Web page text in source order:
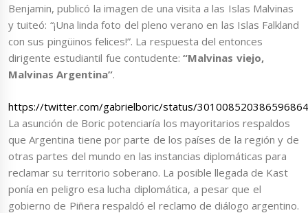
Benjamin, publicó la imagen de una visita a las Islas Malvinas
y tuiteó: “¡Una linda foto del pleno verano en las Islas Falkland
con sus pingüinos felices!”. La respuesta del entonces
dirigente estudiantil fue contudente:“Malvinas viejo,
Malvinas Argentina”.
https://twitter.com/gabrielboric/status/301008520386596864
La asunción de Boric potenciaría los mayoritarios respaldos
que Argentina tiene por parte de los países de la región y de
otras partes del mundo en las instancias diplomáticas para
reclamar su territorio soberano. La posible llegada de Kast
ponía en peligro esa lucha diplomática, a pesar que el
gobierno de Piñera respaldó el reclamo de diálogo argentino.